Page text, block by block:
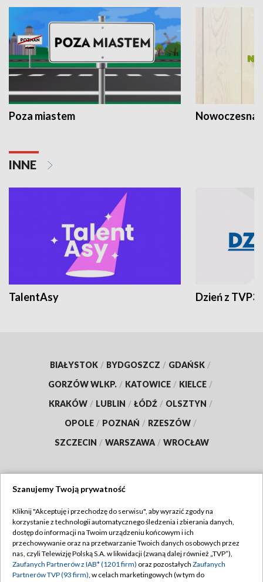
Poza miastem Nowoczesna
INNE
TalentAsy Dzień z TVP3
BIAŁYSTOK / BYDGOSZCZ / GDAŃSK /
GORZÓW WLKP. / KATOWICE / KIELCE /
KRAKÓW / LUBLIN / ŁÓDŹ / OLSZTYN /
OPOLE / POZNAŃ / RZESZÓW /
SZCZECIN / WARSZAWA / WROCŁAW
TVP
Abonament TVP
Emisja w TVP
Regulamin TVP
Polityka prywatności
Szanujemy Twoją prywatność
Kliknij "Akceptuję i przechodzę do serwisu", aby wyrazić zgody na
korzystanie z technologii automatycznego śledzenia i zbierania danych,
dostęp do informacji na Twoim urządzeniu końcowym i ich
przechowywanie oraz na przetwarzanie Twoich danych osobowych przez
nas, czyli Telewizję Polską S.A. w likwidacji (zwaną dalej również „TVP”),
Zaufanych Partnerów z IAB* (1201 firm) oraz pozostałych Zaufanych
Partnerów TVP (93 firm), w celach marketingowych (w tym do